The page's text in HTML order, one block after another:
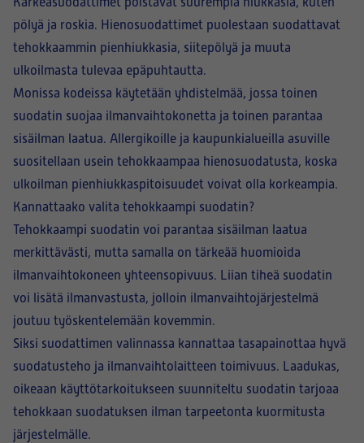
pölyä ja roskia. Hienosuodattimet puolestaan suodattavat
tehokkaammin pienhiukkasia, siitepölyä ja muuta
ulkoilmasta tulevaa epäpuhtautta.
Monissa kodeissa käytetään yhdistelmää, jossa toinen
suodatin suojaa ilmanvaihtokonetta ja toinen parantaa
sisäilman laatua. Allergikoille ja kaupunkialueilla asuville
suositellaan usein tehokkaampaa hienosuodatusta, koska
ulkoilman pienhiukkaspitoisuudet voivat olla korkeampia.
Kannattaako valita tehokkaampi suodatin?
Tehokkaampi suodatin voi parantaa sisäilman laatua
merkittävästi, mutta samalla on tärkeää huomioida
ilmanvaihtokoneen yhteensopivuus. Liian tiheä suodatin
voi lisätä ilmanvastusta, jolloin ilmanvaihtojärjestelmä
joutuu työskentelemään kovemmin.
Siksi suodattimen valinnassa kannattaa tasapainottaa hyvä
suodatusteho ja ilmanvaihtolaitteen toimivuus. Laadukas,
oikeaan käyttötarkoitukseen suunniteltu suodatin tarjoaa
tehokkaan suodatuksen ilman tarpeetonta kuormitusta
järjestelmälle.